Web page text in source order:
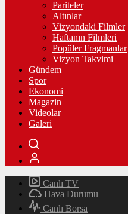
Pariteler
Altınlar
Vizyondaki Filmler
Haftanın Filmleri
Popüler Fragmanlar
Vizyon Takvimi
Gündem
Spor
Ekonomi
Magazin
Videolar
Galeri
Canlı TV
Hava Durumu
Canlı Borsa